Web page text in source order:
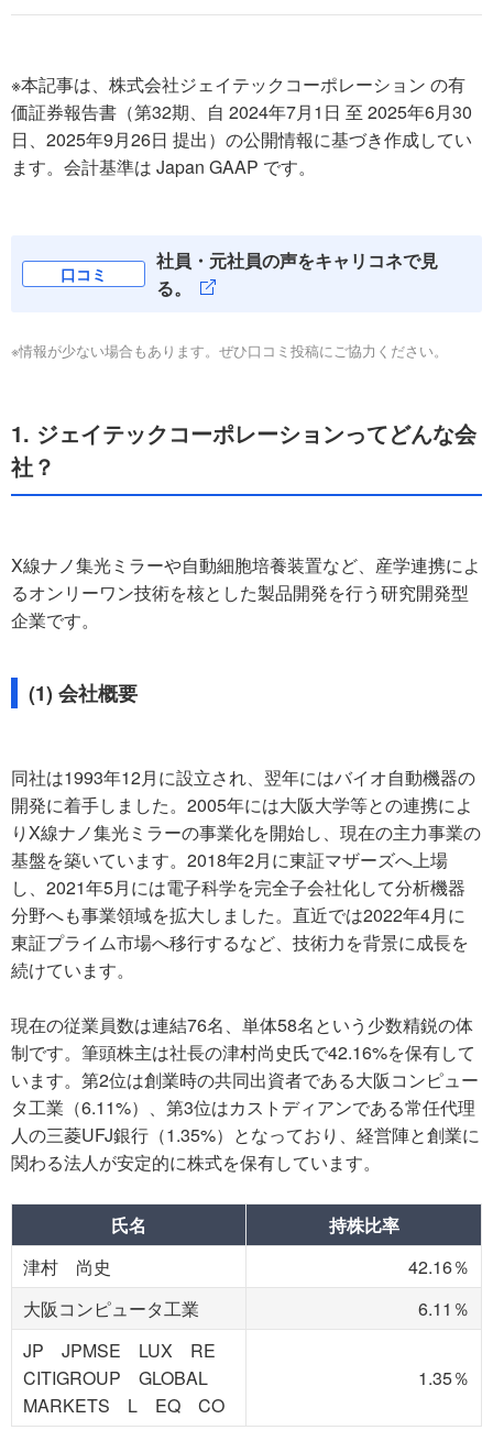
※本記事は、株式会社ジェイテックコーポレーション の有
価証券報告書（第32期、自 2024年7月1日 至 2025年6月30
日、2025年9月26日 提出）の公開情報に基づき作成してい
ます。会計基準は Japan GAAP です。
口コミ
社員・元社員の声をキャリコネで見
る。
※情報が少ない場合もあります。ぜひ口コミ投稿にご協力ください。
1. ジェイテックコーポレーションってどんな会
社？
X線ナノ集光ミラーや自動細胞培養装置など、産学連携によ
るオンリーワン技術を核とした製品開発を行う研究開発型
企業です。
(1) 会社概要
同社は1993年12月に設立され、翌年にはバイオ自動機器の
開発に着手しました。2005年には大阪大学等との連携によ
りX線ナノ集光ミラーの事業化を開始し、現在の主力事業の
基盤を築いています。2018年2月に東証マザーズへ上場
し、2021年5月には電子科学を完全子会社化して分析機器
分野へも事業領域を拡大しました。直近では2022年4月に
東証プライム市場へ移行するなど、技術力を背景に成長を
続けています。
現在の従業員数は連結76名、単体58名という少数精鋭の体
制です。筆頭株主は社長の津村尚史氏で42.16%を保有して
います。第2位は創業時の共同出資者である大阪コンピュー
タ工業（6.11%）、第3位はカストディアンである常任代理
人の三菱UFJ銀行（1.35%）となっており、経営陣と創業に
関わる法人が安定的に株式を保有しています。
氏名
持株比率
津村 尚史
42.16％
大阪コンピュータ工業
6.11％
JP JPMSE LUX RE
CITIGROUP GLOBAL
MARKETS L EQ CO
1.35％